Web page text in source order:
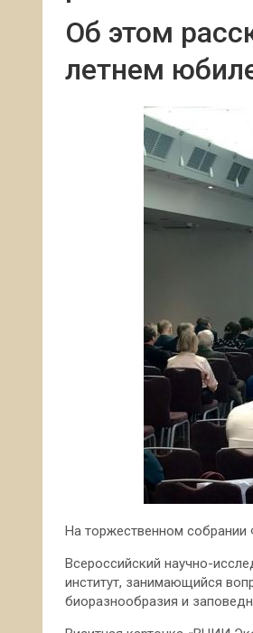
Об этом
летнем
На торжественном собрании
Всероссийский научно-
институт, занимающийся
биоразнообразия и